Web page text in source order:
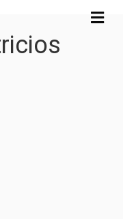
M
e